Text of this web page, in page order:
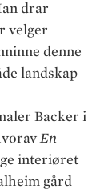
drar
velger
denne
landskap
Backer i
En
interiøret
gård